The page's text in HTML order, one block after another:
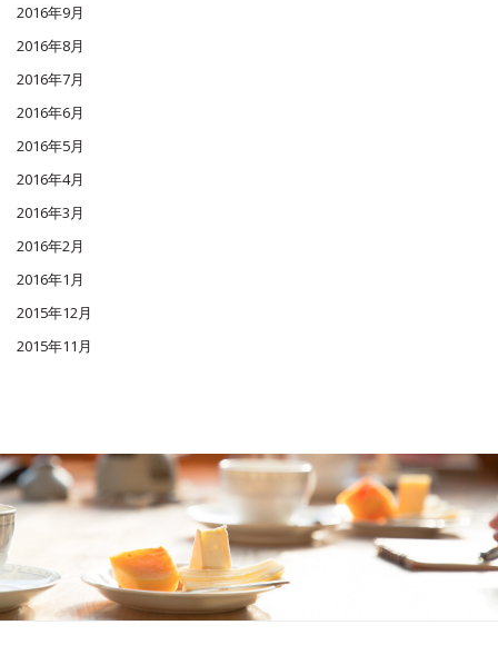
2016年9月
2016年8月
2016年7月
2016年6月
2016年5月
2016年4月
2016年3月
2016年2月
2016年1月
2015年12月
2015年11月